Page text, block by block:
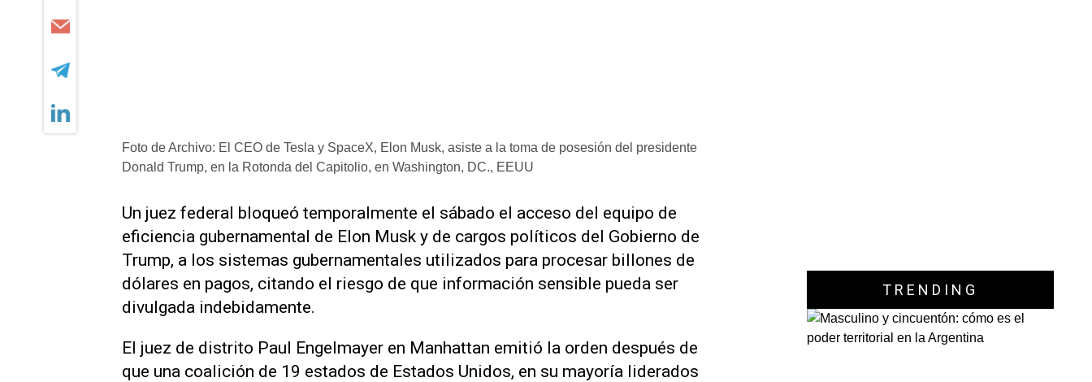
Foto de Archivo: El CEO de Tesla y SpaceX, Elon Musk, asiste a la toma de posesión del presidente
Donald Trump, en la Rotonda del Capitolio, en Washington, DC., EEUU
Un juez federal bloqueó temporalmente el sábado el acceso del equipo de
eficiencia gubernamental de Elon Musk y de cargos políticos del Gobierno de
Trump, a los sistemas gubernamentales utilizados para procesar billones de
dólares en pagos, citando el riesgo de que información sensible pueda ser
divulgada indebidamente.
El juez de distrito Paul Engelmayer en Manhattan emitió la orden después de
que una coalición de 19 estados de Estados Unidos, en su mayoría liderados
TRENDING